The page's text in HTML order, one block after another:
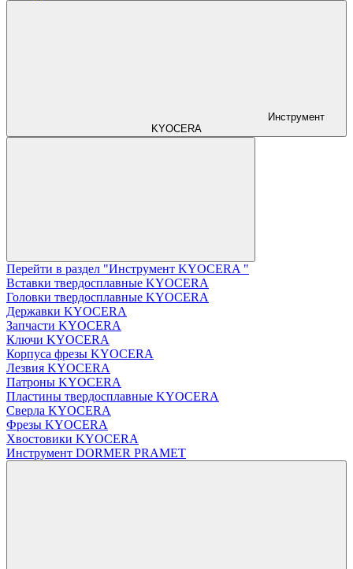
Инструмент
KYOCERA
Перейти в раздел "Инструмент KYOCERA "
Вставки твердосплавные KYOCERA
Головки твердосплавные KYOCERA
Державки KYOCERA
Запчасти KYOCERA
Ключи KYOCERA
Корпуса фрезы KYOCERA
Лезвия KYOCERA
Патроны KYOCERA
Пластины твердосплавные KYOCERA
Сверла KYOCERA
Фрезы KYOCERA
Хвостовики KYOCERA
Инструмент DORMER PRAMET